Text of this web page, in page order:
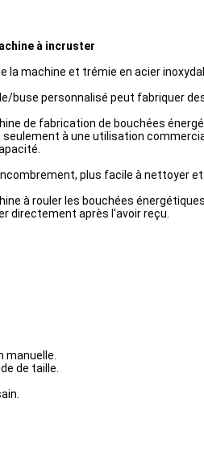
à incruster
la machine et trémie en acier
buse personnalisé peut fabriquer
de fabrication de bouchées
seulement à une utilisation
plus facile à nettoyer et
à rouler les bouchées
directement après l'avoir reçu.
manuelle.
de taille.